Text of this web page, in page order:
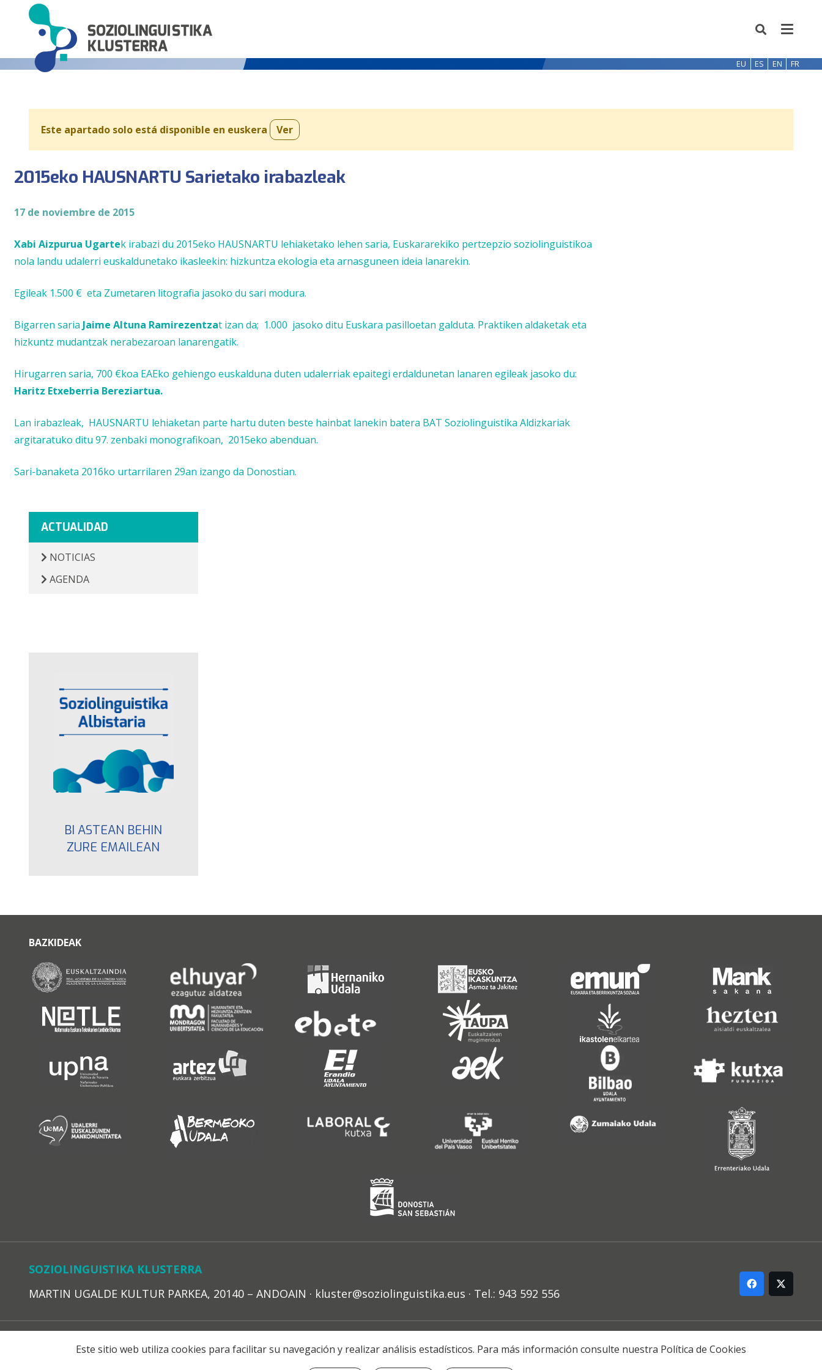
EU ES EN FR
Este apartado solo está disponible en euskera Ver
2015eko HAUSNARTU Sarietako irabazleak
17 de noviembre de 2015
Xabi Aizpurua Ugartek irabazi du 2015eko HAUSNARTU lehiaketako lehen saria, Euskararekiko pertzepzio soziolinguistikoa
nola landu udalerri euskaldunetako ikasleekin: hizkuntza ekologia eta arnasguneen ideia lanarekin.
Egileak 1.500 € eta Zumetaren litografia jasoko du sari modura.
Bigarren saria Jaime Altuna Ramirezentzat izan da; 1.000 jasoko ditu Euskara pasilloetan galduta. Praktiken aldaketak eta
hizkuntz mudantzak nerabezaroan lanarengatik.
Hirugarren saria, 700 €koa EAEko gehiengo euskalduna duten udalerriak epaitegi erdaldunetan lanaren egileak jasoko du:
Haritz Etxeberria Bereziartua.
Lan irabazleak, HAUSNARTU lehiaketan parte hartu duten beste hainbat lanekin batera BAT Soziolinguistika Aldizkariak
argitaratuko ditu 97. zenbaki monografikoan, 2015eko abenduan.
Sari-banaketa 2016ko urtarrilaren 29an izango da Donostian.
ACTUALIDAD
NOTICIAS
AGENDA
BI ASTEAN BEHIN
ZURE EMAILEAN
BAZKIDEAK
SOZIOLINGUISTIKA KLUSTERRA
MARTIN UGALDE KULTUR PARKEA, 20140 – ANDOAIN · kluster@soziolinguistika.eus · Tel.: 943 592 556
Este sitio web utiliza cookies para facilitar su navegación y realizar análisis estadísticos. Para más información consulte nuestra Política de Cookies